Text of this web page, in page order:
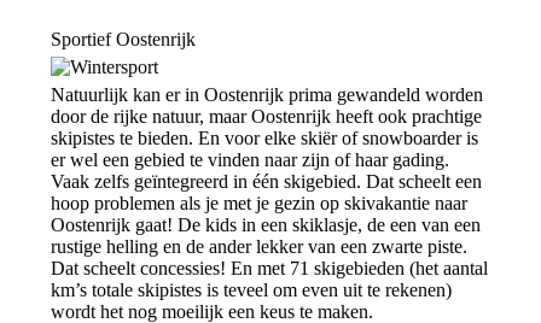
Sportief Oostenrijk
Natuurlijk kan er in Oostenrijk prima gewandeld worden
door de rijke natuur, maar Oostenrijk heeft ook prachtige
skipistes te bieden. En voor elke skiër of snowboarder is
er wel een gebied te vinden naar zijn of haar gading.
Vaak zelfs geïntegreerd in één skigebied. Dat scheelt een
hoop problemen als je met je gezin op skivakantie naar
Oostenrijk gaat! De kids in een skiklasje, de een van een
rustige helling en de ander lekker van een zwarte piste.
Dat scheelt concessies! En met 71 skigebieden (het aantal
km’s totale skipistes is teveel om even uit te rekenen)
wordt het nog moeilijk een keus te maken.